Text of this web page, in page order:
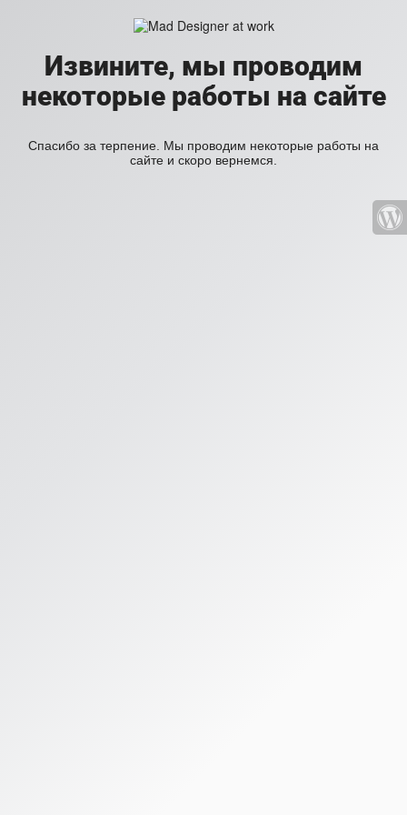
Извините, мы проводим
некоторые работы на сайте
Спасибо за терпение. Мы проводим некоторые работы на
сайте и скоро вернемся.